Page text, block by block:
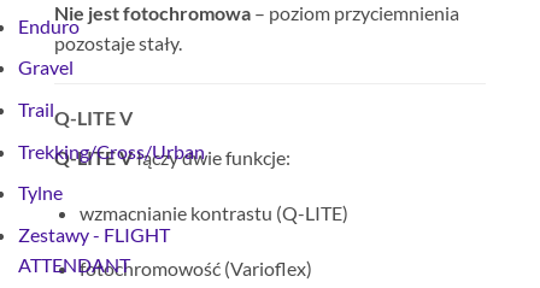
Enduro
Gravel
Trail
Trekking/Cross/Urban
Tylne
Zestawy - FLIGHT
ATTENDANT
Nie jest fotochromowa – poziom przyciemnienia
pozostaje stały.
Q-LITE V
Q-LITE Vłączy dwie funkcje:
wzmacnianie kontrastu (Q-LITE)
fotochromowość (Varioflex)